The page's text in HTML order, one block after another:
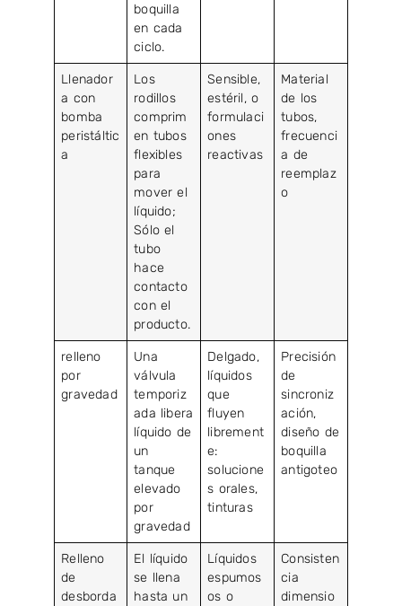
boquilla
en cada
ciclo.
Llenador
a con
bomba
peristáltic
a
Los
rodillos
comprim
en tubos
flexibles
para
mover el
líquido;
Sólo el
tubo
hace
contacto
con el
producto.
Sensible,
estéril, o
formulaci
ones
reactivas
Material
de los
tubos,
frecuenci
a de
reemplaz
o
relleno
por
gravedad
Una
válvula
temporiz
ada libera
líquido de
un
tanque
elevado
por
gravedad
Delgado,
líquidos
que
fluyen
librement
e:
solucione
s orales,
tinturas
Precisión
de
sincroniz
ación,
diseño de
boquilla
antigoteo
Relleno
de
desborda
El líquido
se llena
hasta un
Líquidos
espumos
os o
Consisten
cia
dimensio